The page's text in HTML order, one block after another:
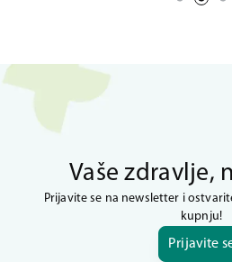
Vaše zdravlje,
Prijavite se na newsletter i
kupnju!
Prijavite